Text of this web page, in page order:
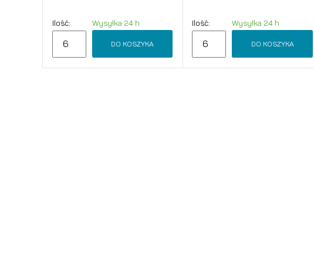
Ilość: Wysyłka 24 h
DO KOSZYKA
Ilość: Wysyłka 24 h
DO KOSZYKA